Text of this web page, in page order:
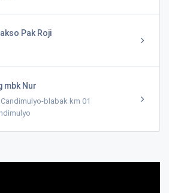
Pak Roji
mbk Nur
blabak km 01